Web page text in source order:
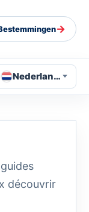
→
Nederlands
découvrir